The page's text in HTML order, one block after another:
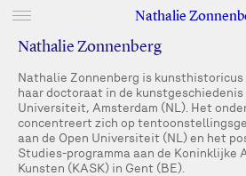
Nathalie
Nathalie Zonnenberg
Nathalie Zonnenberg is kunsthistoricus
haar doctoraat in de kunstgeschiedenis
Universiteit, Amsterdam (NL). Het
concentreert zich op
aan de Open Universiteit (NL) en het
Studies-programma aan de Koninklijke
Kunsten (KASK) in Gent (BE).